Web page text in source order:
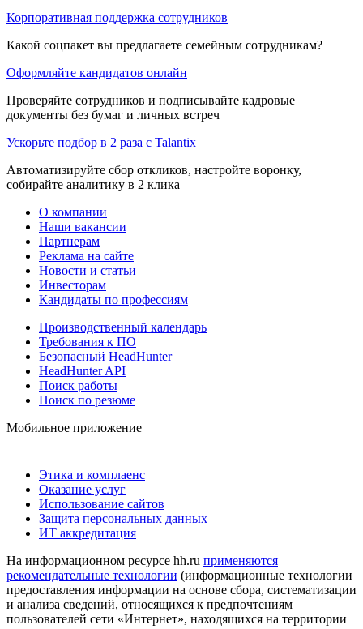
Корпоративная поддержка сотрудников
Какой соцпакет вы предлагаете семейным сотрудникам?
Оформляйте кандидатов онлайн
Проверяйте сотрудников и подписывайте кадровые
документы без бумаг и личных встреч
Ускорьте подбор в 2 раза с Talantix
Автоматизируйте сбор откликов, настройте воронку,
собирайте аналитику в 2 клика
О компании
Наши вакансии
Партнерам
Реклама на сайте
Новости и статьи
Инвесторам
Кандидаты по профессиям
Производственный календарь
Требования к ПО
Безопасный HeadHunter
HeadHunter API
Поиск работы
Поиск по резюме
Мобильное приложение
Этика и комплаенс
Оказание услуг
Использование сайтов
Защита персональных данных
ИТ аккредитация
На информационном ресурсе hh.ru применяются
рекомендательные технологии (информационные технологии
предоставления информации на основе сбора, систематизации
и анализа сведений, относящихся к предпочтениям
пользователей сети «Интернет», находящихся на территории